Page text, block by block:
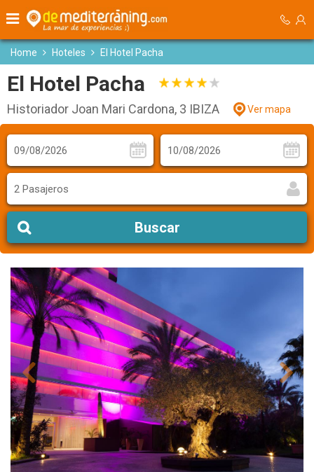
Home Hoteles El Hotel Pacha
El Hotel Pacha
Historiador Joan Mari Cardona, 3 IBIZA Ver mapa
2 Pasajeros
Buscar